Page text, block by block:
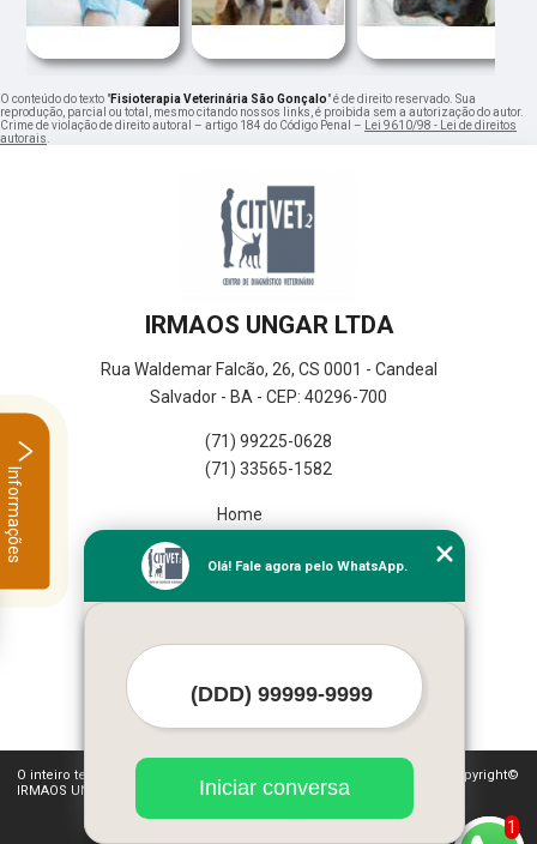
O conteúdo do texto "Fisioterapia Veterinária São Gonçalo" é de direito reservado. Sua
reprodução, parcial ou total, mesmo citando nossos links, é proibida sem a autorização do autor.
Crime de violação de direito autoral – artigo 184 do Código Penal – Lei 9610/98 - Lei de direitos
autorais.
IRMAOS UNGAR LTDA
Rua Waldemar Falcão, 26, CS 0001 - Candeal
Salvador - BA - CEP: 40296-700
(71) 99225-0628
(71) 33565-1582
Home
Missão
Serviços
O inteiro teor deste site está sujeito à proteção de direitos autorais. Copyright©
IRMAOS UNGAR LTDA (Lei 9610 de 19/02/1998)
1
Olá! Fale agora pelo WhatsApp.
Iniciar conversa
Informações